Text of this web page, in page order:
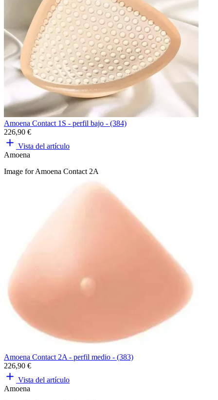
Amoena Contact 1S - perfil bajo - (384)
226,90 €
Vista del artículo
Amoena
Image for Amoena Contact 2A
Amoena Contact 2A - perfil medio - (383)
226,90 €
Vista del artículo
Amoena